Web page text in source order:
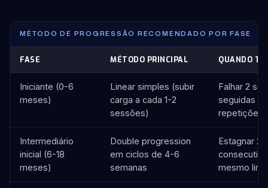
MÉTODO DE PROGRESSÃO RECOMENDADO POR FASE
FASE MÉTODO PRINCIPAL QUANDO
Iniciante (0-6
meses)
Linear simples (subir
carga a cada 1-2
sessões)
Falhar 2
seguidas
repetições
Intermediário
inicial (6-18
meses)
Double progression
em ciclos de 4-6
semanas
Estagnar 2
mesmo